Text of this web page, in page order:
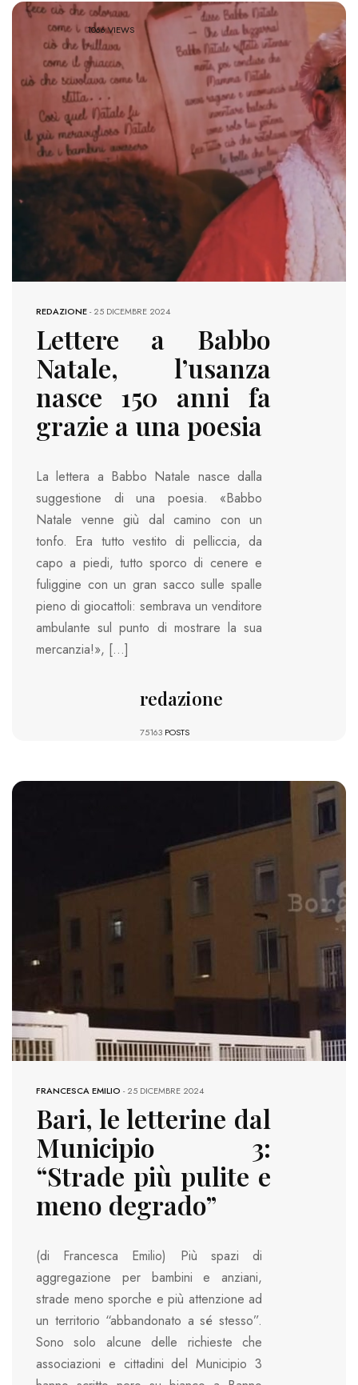
1066 VIEWS
REDAZIONE-25 DICEMBRE 2024
Lettere a Babbo
Natale, l’usanza
nasce 150 anni fa
grazie a una poesia
La lettera a Babbo Natale nasce dalla
suggestione di una poesia. «Babbo
Natale venne giù dal camino con un
tonfo. Era tutto vestito di pelliccia, da
capo a piedi, tutto sporco di cenere e
fuliggine con un gran sacco sulle spalle
pieno di giocattoli: sembrava un venditore
ambulante sul punto di mostrare la sua
mercanzia!», […]
redazione
75163 POSTS
FRANCESCA EMILIO -25 DICEMBRE 2024
Bari, le letterine dal
Municipio 3:
“Strade più pulite e
meno degrado”
(di Francesca Emilio) Più spazi di
aggregazione per bambini e anziani,
strade meno sporche e più attenzione ad
un territorio “abbandonato a sé stesso”.
Sono solo alcune delle richieste che
associazioni e cittadini del Municipio 3